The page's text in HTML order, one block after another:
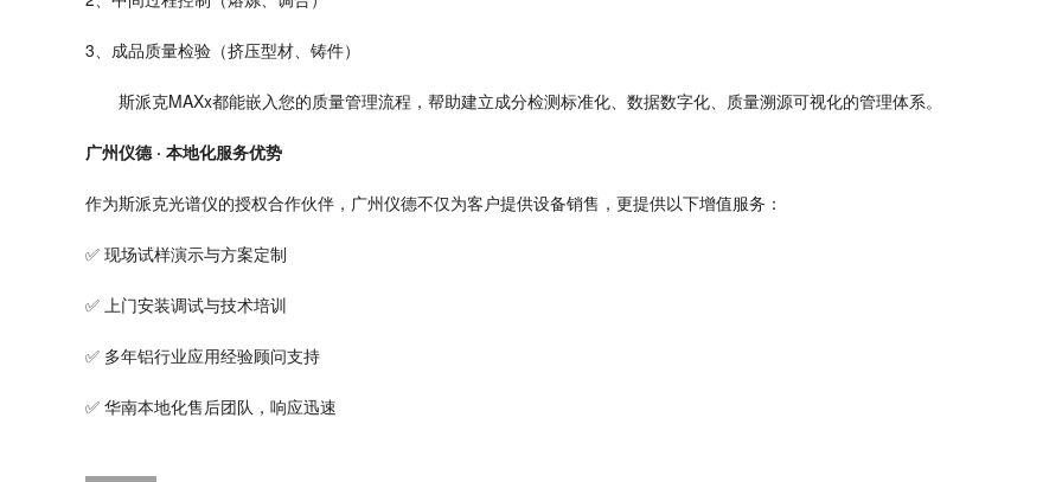
3、成品质量检验（挤压型材、铸件）
斯派克MAXx都能嵌入您的质量管理流程，帮助建立成分检测标准化、数据数字化、质量溯源可视化的管理体系。
广州仪德 · 本地化服务优势
作为斯派克光谱仪的授权合作伙伴，广州仪德不仅为客户提供设备销售，更提供以下增值服务：
✅ 现场试样演示与方案定制
✅ 上门安装调试与技术培训
✅ 多年铝行业应用经验顾问支持
✅ 华南本地化售后团队，响应迅速